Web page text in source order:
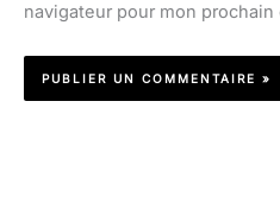
navigateur pour mon prochain